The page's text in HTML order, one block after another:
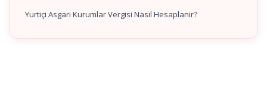
Yurtiçi Asgari Kurumlar Vergisi Nasıl Hesaplanır?